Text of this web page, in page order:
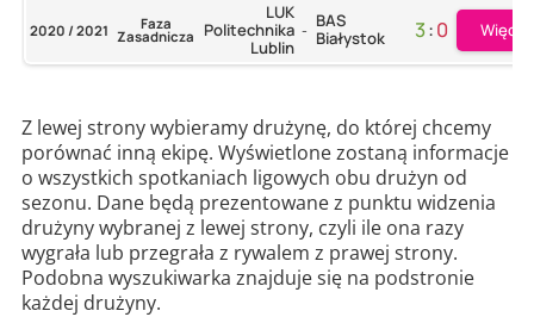
2020 / 2021 Faza
Zasadnicza
LUK
Politechnika
Lublin
- BAS
Białystok
3:0 Więcej
Z lewej strony wybieramy drużynę, do której chcemy
porównać inną ekipę. Wyświetlone zostaną informacje
o wszystkich spotkaniach ligowych obu drużyn od
sezonu. Dane będą prezentowane z punktu widzenia
drużyny wybranej z lewej strony, czyli ile ona razy
wygrała lub przegrała z rywalem z prawej strony.
Podobna wyszukiwarka znajduje się na podstronie
każdej drużyny.